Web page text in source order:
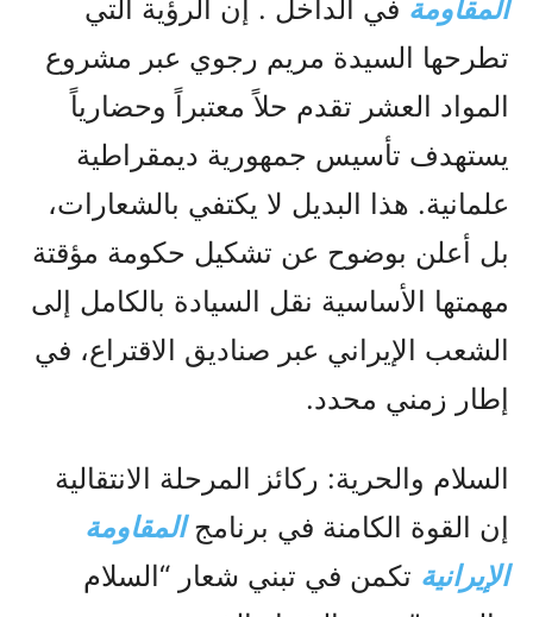
المقاومة في الداخل . إن الرؤية التي
تطرحها السيدة مريم رجوي عبر مشروع
المواد العشر تقدم حلاً معتبراً وحضارياً
يستهدف تأسيس جمهورية ديمقراطية
علمانية. هذا البديل لا يكتفي بالشعارات،
بل أعلن بوضوح عن تشكيل حكومة مؤقتة
مهمتها الأساسية نقل السيادة بالكامل إلى
الشعب الإيراني عبر صناديق الاقتراع، في
إطار زمني محدد.
السلام والحرية: ركائز المرحلة الانتقالية
إن القوة الكامنة في برنامجالمقاومة
الإيرانية تكمن في تبني شعار “السلام